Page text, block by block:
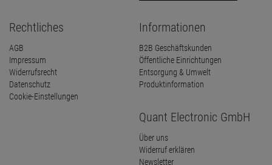
Rechtliches
AGB
Impressum
Widerrufsrecht
Datenschutz
Cookie-Einstellungen
Informationen
B2B Geschäftskunden
Öffentliche Einrichtungen
Entsorgung & Umwelt
Produktinformation
Quant Electronic GmbH
Über uns
Widerruf erklären
Newsletter